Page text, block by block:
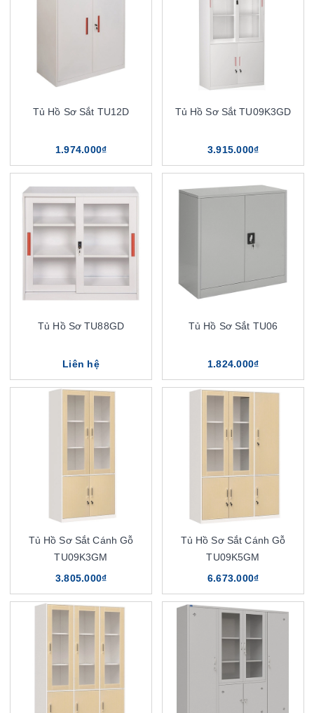
Tủ Hồ Sơ Sắt TU12D
1.974.000₫
Tủ Hồ Sơ Sắt TU09K3GD
3.915.000₫
Tủ Hồ Sơ TU88GD
Liên hệ
Tủ Hồ Sơ Sắt TU06
1.824.000₫
Tủ Hồ Sơ Sắt Cánh Gỗ
TU09K3GM
3.805.000₫
Tủ Hồ Sơ Sắt Cánh Gỗ
TU09K5GM
6.673.000₫